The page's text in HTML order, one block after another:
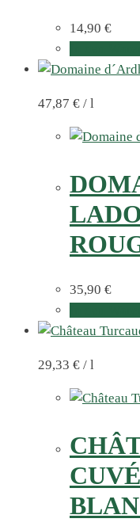
14,90 €
47,87 € / l
35,90 €
29,33 € / l